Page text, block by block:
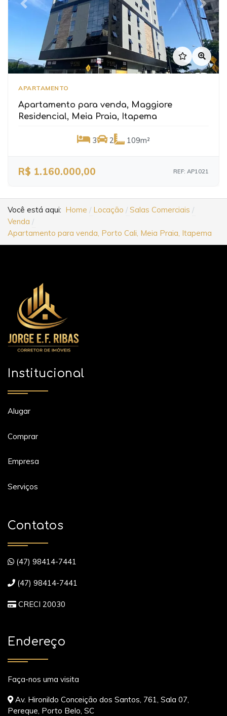
Previous Next
APARTAMENTO
Apartamento para venda, Maggiore
Residencial, Meia Praia, Itapema
3 2 109m²
R$ 1.160.000,00 REF: AP1021
Você está aqui: Home Locação
Salas Comerciais
Venda
Apartamento para venda, Porto Cali, Meia Praia, Itapema
Institucional
Alugar
Comprar
Empresa
Serviços
Contatos
(47) 98414-7441
(47) 98414-7441
CRECI 20030
Endereço
Faça-nos uma visita
Av. Hironildo Conceição dos Santos, 761, Sala 07,
Pereque, Porto Belo, SC